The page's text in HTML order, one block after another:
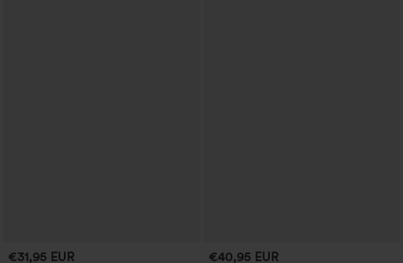
€31,95 EUR €40,95 EUR